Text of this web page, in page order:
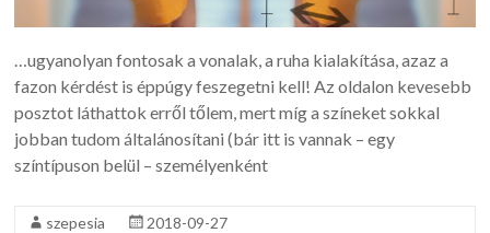
…ugyanolyan fontosak a vonalak, a ruha kialakítása, azaz a
fazon kérdést is éppúgy feszegetni kell! Az oldalon kevesebb
posztot láthattok erről tőlem, mert míg a színeket sokkal
jobban tudom általánosítani (bár itt is vannak – egy
színtípuson belül – személyenként
szepesia
2018-09-27